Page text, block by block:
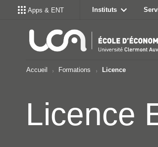
Apps & ENT Instituts
Accueil Formations Licence
Licence